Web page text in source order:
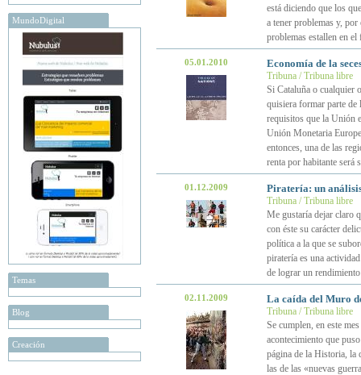
MundoDigital
Temas
Blog
Creación
está diciendo que los
a tener problemas y,
problemas estallen en
05.01.2010 Economía de la
Tribuna / Tribuna libre
Si Cataluña o cualquier
quisiera formar parte de
requisitos que la Unión
Unión Monetaria
entonces, una de las
renta por habitante
01.12.2009 Piratería: un
Tribuna / Tribuna libre
Me gustaría dejar claro
con éste su carácter
política a la que se
piratería es una
de lograr un
02.11.2009 La caída del Muro
Tribuna / Tribuna libre
Se cumplen, en este
acontecimiento que
página de la Historia, la
las de las «nuevas